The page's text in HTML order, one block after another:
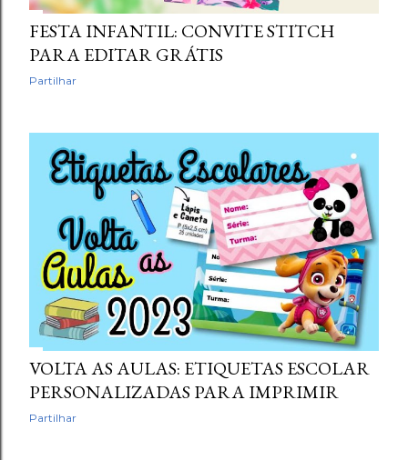
FESTA INFANTIL: CONVITE STITCH
PARA EDITAR GRÁTIS
Partilhar
VOLTA AS AULAS: ETIQUETAS ESCOLAR
PERSONALIZADAS PARA IMPRIMIR
Partilhar